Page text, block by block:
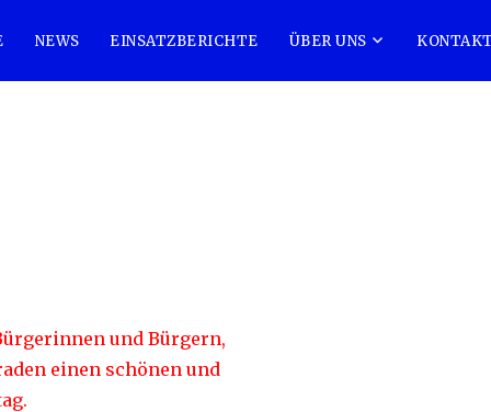
NEWS EINSATZBERICHTE ÜBER UNS
und Bürgern,
einen schönen und